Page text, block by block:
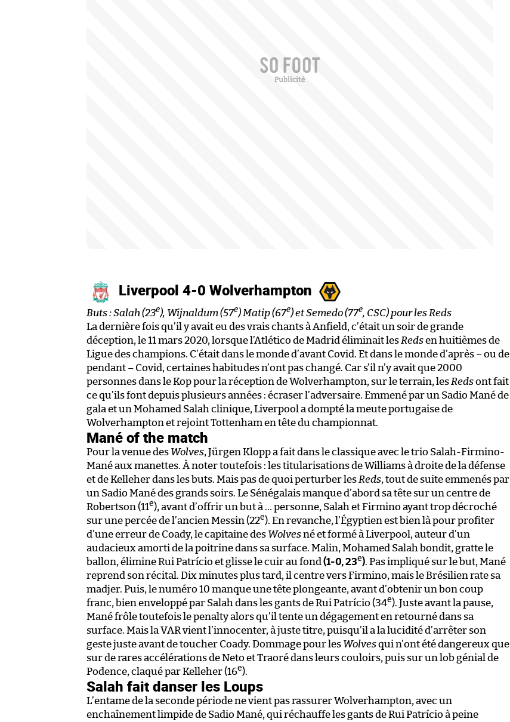
Liverpool 4-0 Wolverhampton
Buts : Salah (23e), Wijnaldum (57e) Matip (67e) et Semedo (77e, CSC) pour les Reds
La dernière fois qu’il y avait eu des vrais chants à Anfield, c’était un soir de grande
déception, le 11 mars 2020, lorsque l’Atlético de Madrid éliminait les Redsen huitièmes de
Ligue des champions. C’était dans le monde d’avant Covid. Et dans le monde d’après – ou de
pendant – Covid, certaines habitudes n’ont pas changé. Car s’il n’y avait que 2000
personnes dans le Kop pour la réception de Wolverhampton, sur le terrain, les Redsont fait
ce qu’ils font depuis plusieurs années : écraser l’adversaire. Emmené par un Sadio Mané de
gala et un Mohamed Salah clinique, Liverpool a dompté la meute portugaise de
Wolverhampton et rejoint Tottenham en tête du championnat.
Mané of the match
Pour la venue des Wolves, Jürgen Klopp a fait dans le classique avec le trio Salah-Firmino-
Mané aux manettes. À noter toutefois : les titularisations de Williams à droite de la défense
et de Kelleher dans les buts. Mais pas de quoi perturber les Reds, tout de suite emmenés par
un Sadio Mané des grands soirs. Le Sénégalais manque d’abord sa tête sur un centre de
Robertson (11e), avant d’offrir un but à … personne, Salah et Firmino ayant trop décroché
sur une percée de l’ancien Messin (22e). En revanche, l’Égyptien est bien là pour profiter
d’une erreur de Coady, le capitaine des Wolvesné et formé à Liverpool, auteur d’un
audacieux amorti de la poitrine dans sa surface. Malin, Mohamed Salah bondit, gratte le
ballon, élimine Rui Patrício et glisse le cuir au fond (1-0, 23e). Pas impliqué sur le but, Mané
reprend son récital. Dix minutes plus tard, il centre vers Firmino, mais le Brésilien rate sa
madjer. Puis, le numéro 10 manque une tête plongeante, avant d’obtenir un bon coup
franc, bien enveloppé par Salah dans les gants de Rui Patrício (34e). Juste avant la pause,
Mané frôle toutefois le penalty alors qu’il tente un dégagement en retourné dans sa
surface. Mais la VAR vient l’innocenter, à juste titre, puisqu’il a la lucidité d’arrêter son
geste juste avant de toucher Coady. Dommage pour les Wolvesqui n’ont été dangereux que
sur de rares accélérations de Neto et Traoré dans leurs couloirs, puis sur un lob génial de
Podence, claqué par Kelleher (16e).
Salah fait danser les Loups
L’entame de la seconde période ne vient pas rassurer Wolverhampton, avec un
enchaînement limpide de Sadio Mané, qui réchauffe les gants de Rui Patrício à peine